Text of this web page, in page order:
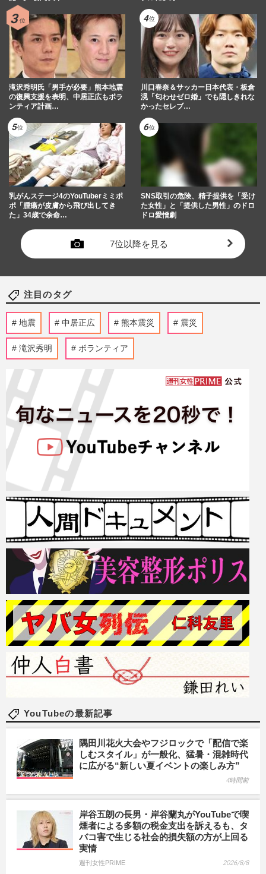
滝沢秀明氏「男手が必要」熊本地震
の復興支援を表明、中居正広もボラ
ンティア計画…
川口春奈＆サッカー日本代表・板倉
滉「匂わせゼロ婚」でも隠しきれな
かったセレブ…
乳がんステージ4のYouTuberミミポ
ポ「腫瘍が皮膚から飛び出してき
た」34歳で余命…
SNS取引の危険、精子提供を「受け
た女性」と「提供した男性」のドロ
ドロ愛憎劇
7位以降を見る
注目のタグ
地震 中居正広 熊本震災 震災
滝沢秀明 ボランティア
YouTubeの最新記事
隅田川花火大会やフジロックで「配信で楽
しむスタイル」が一般化、猛暑・混雑時代
に広がる“新しい夏イベントの楽しみ方”
4時間前
岸谷五朗の長男・岸谷蘭丸がYouTubeで喫
煙者による多額の税金支出を訴えるも、タ
バコ害で生じる社会的損失額の方が上回る
実情
週刊女性PRIME 2026/8/8